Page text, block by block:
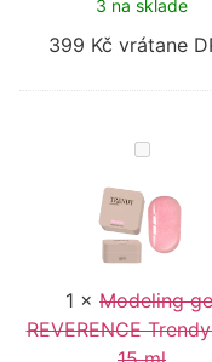
3 na sklade
399 Kč vrátane
Modeling
gel
Trendy
nails
15
ml
1 × Modeling
REVERENCE